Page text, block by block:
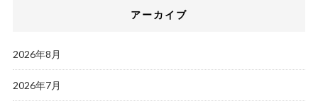
アーカイブ
2026年8月
2026年7月